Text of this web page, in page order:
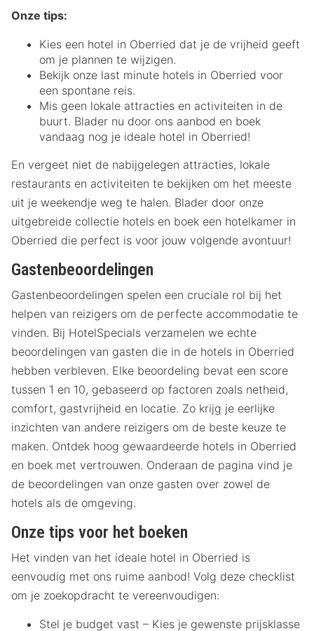
Onze tips:
Kies een hotel in Oberried dat je de vrijheid geeft
om je plannen te wijzigen.
Bekijk onze last minute hotels in Oberried voor
een spontane reis.
Mis geen lokale attracties en activiteiten in de
buurt. Blader nu door ons aanbod en boek
vandaag nog je ideale hotel in Oberried!
En vergeet niet de nabijgelegen attracties, lokale
restaurants en activiteiten te bekijken om het meeste
uit je weekendje weg te halen. Blader door onze
uitgebreide collectie hotels en boek een hotelkamer in
Oberried die perfect is voor jouw volgende avontuur!
Gastenbeoordelingen
Gastenbeoordelingen spelen een cruciale rol bij het
helpen van reizigers om de perfecte accommodatie te
vinden. Bij HotelSpecials verzamelen we echte
beoordelingen van gasten die in de hotels in Oberried
hebben verbleven. Elke beoordeling bevat een score
tussen 1 en 10, gebaseerd op factoren zoals netheid,
comfort, gastvrijheid en locatie. Zo krijg je eerlijke
inzichten van andere reizigers om de beste keuze te
maken. Ontdek hoog gewaardeerde hotels in Oberried
en boek met vertrouwen. Onderaan de pagina vind je
de beoordelingen van onze gasten over zowel de
hotels als de omgeving.
Onze tips voor het boeken
Het vinden van het ideale hotel in Oberried is
eenvoudig met ons ruime aanbod! Volg deze checklist
om je zoekopdracht te vereenvoudigen:
Stel je budget vast – Kies je gewenste prijsklasse